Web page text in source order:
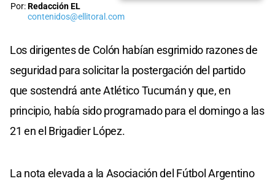
Por:Redacción EL
contenidos@ellitoral.com
Los dirigentes de Colón habían esgrimido razones de
seguridad para solicitar la postergación del partido
que sostendrá ante Atlético Tucumán y que, en
principio, había sido programado para el domingo a las
21 en el Brigadier López.
La nota elevada a la Asociación del Fútbol Argentino